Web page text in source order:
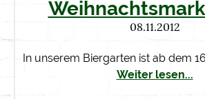
08.11.2012
In unserem Biergarten ist ab dem
Weiter lesen...